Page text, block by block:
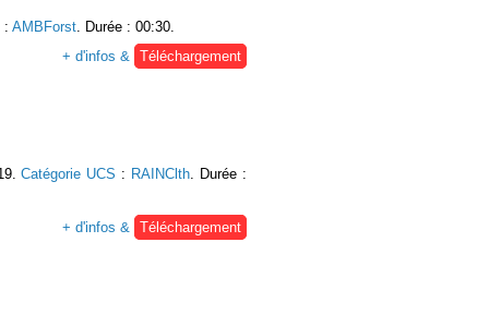
: AMBForst. Durée : 00:30.
+ d'infos & Téléchargement
Catégorie UCS : RAINClth . Durée :
+ d'infos &
Téléchargement